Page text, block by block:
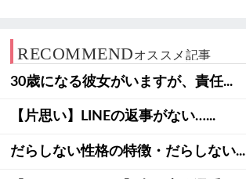
RECOMMENDオススメ記事
30歳になる彼女がいますが、責任...
【片思い】LINEの返事がない…...
だらしない性格の特徴・だらしない...